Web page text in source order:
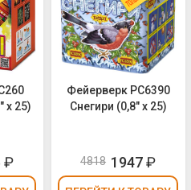
х 25)
₽
Фейерверк РС6390
Снегири (0,8" х 25)
4818 1947₽